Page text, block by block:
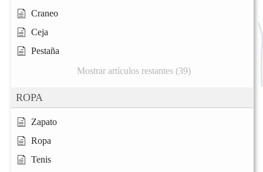
Craneo
Ceja
Pestaña
Mostrar artículos restantes (39)
ROPA
Zapato
Ropa
Tenis